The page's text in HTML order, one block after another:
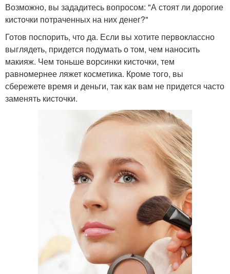
Возможно, вы зададитесь вопросом: "А стоят ли дорогие
кисточки потраченных на них денег?"
Готов поспорить, что да. Если вы хотите первоклассно
выглядеть, придется подумать о том, чем наносить
макияж. Чем тоньше ворсинки кисточки, тем
равномернее ляжет косметика. Кроме того, вы
сбережете время и деньги, так как вам не придется часто
заменять кисточки.